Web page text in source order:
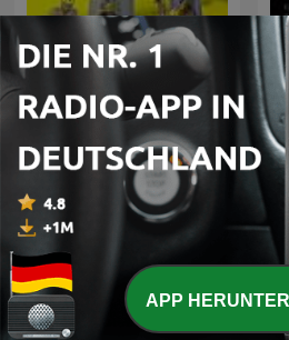
Sportschau Tourfunk
APP